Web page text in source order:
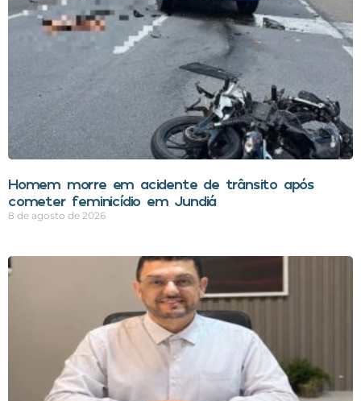
Homem morre em acidente de trânsito após
cometer feminicídio em Jundiá
8 de agosto de 2026